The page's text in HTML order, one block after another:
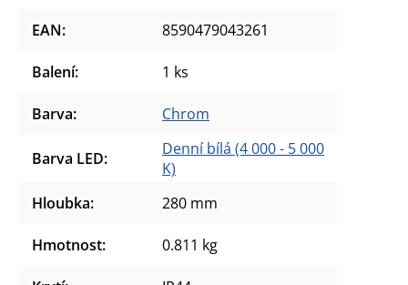
EAN: 8590479043261
Balení: 1 ks
Barva: Chrom
Barva LED:
Denní bílá (4 000 - 5 000
K)
Hloubka: 280 mm
Hmotnost: 0.811 kg